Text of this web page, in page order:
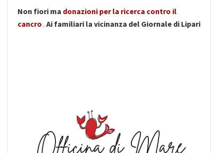
Non fiori ma donazioni per la ricerca contro il
cancro . Ai familiari la vicinanza del Giornale di Lipari